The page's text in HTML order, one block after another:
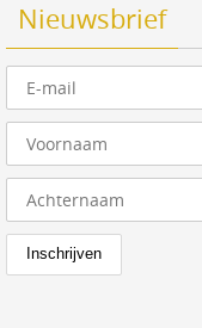
Nieuwsbrief